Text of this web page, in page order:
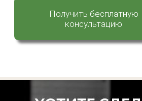
Получить бесплатную
консультацию